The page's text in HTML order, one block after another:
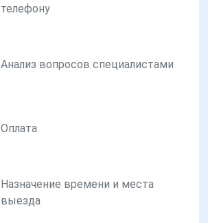
телефону
Анализ вопросов специалистами
Оплата
Назначение времени и места
выезда